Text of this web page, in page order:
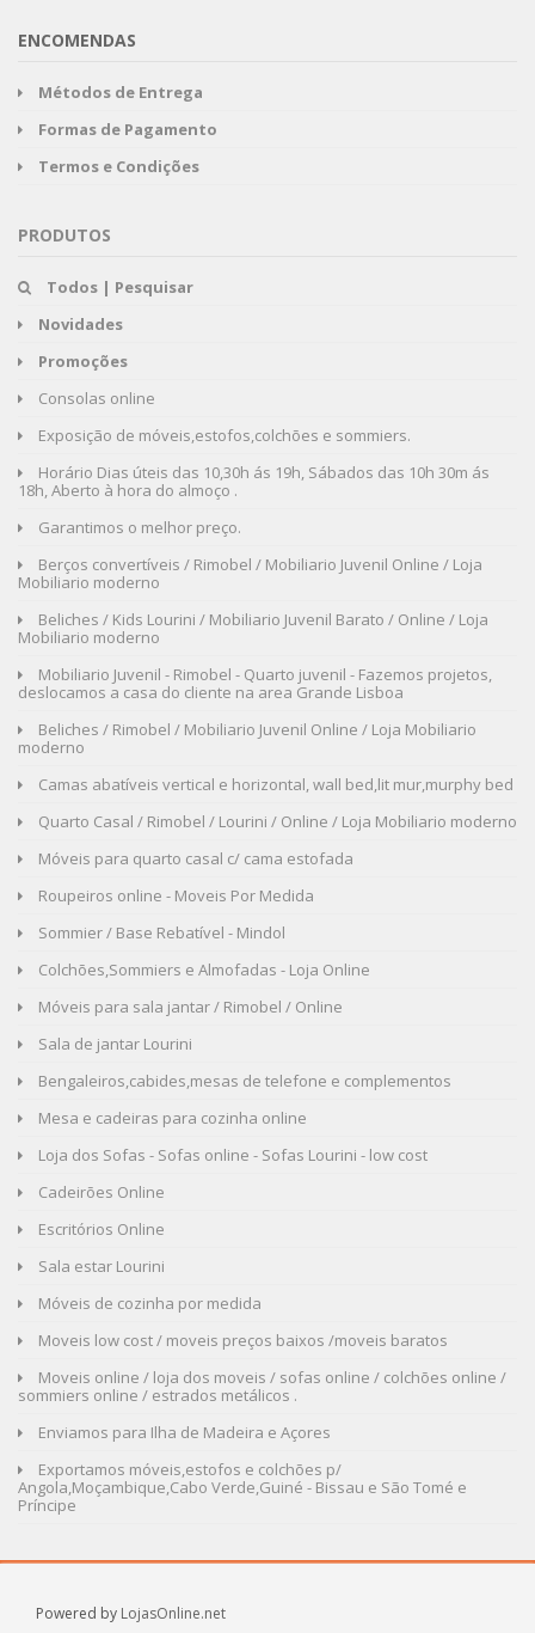
ENCOMENDAS
Métodos de Entrega
Formas de Pagamento
Termos e Condições
PRODUTOS
Todos | Pesquisar
Novidades
Promoções
Consolas online
Exposição de móveis,estofos,colchões e sommiers.
Horário Dias úteis das 10,30h ás 19h, Sábados das 10h 30m ás
18h, Aberto à hora do almoço .
Garantimos o melhor preço.
Berços convertíveis / Rimobel / Mobiliario Juvenil Online / Loja
Mobiliario moderno
Beliches / Kids Lourini / Mobiliario Juvenil Barato / Online / Loja
Mobiliario moderno
Mobiliario Juvenil - Rimobel - Quarto juvenil - Fazemos projetos,
deslocamos a casa do cliente na area Grande Lisboa
Beliches / Rimobel / Mobiliario Juvenil Online / Loja Mobiliario
moderno
Camas abatíveis vertical e horizontal, wall bed,lit mur,murphy bed
Quarto Casal / Rimobel / Lourini / Online / Loja Mobiliario moderno
Móveis para quarto casal c/ cama estofada
Roupeiros online - Moveis Por Medida
Sommier / Base Rebatível - Mindol
Colchões,Sommiers e Almofadas - Loja Online
Móveis para sala jantar / Rimobel / Online
Sala de jantar Lourini
Bengaleiros,cabides,mesas de telefone e complementos
Mesa e cadeiras para cozinha online
Loja dos Sofas - Sofas online - Sofas Lourini - low cost
Cadeirões Online
Escritórios Online
Sala estar Lourini
Móveis de cozinha por medida
Moveis low cost / moveis preços baixos /moveis baratos
Moveis online / loja dos moveis / sofas online / colchões online /
sommiers online / estrados metálicos .
Enviamos para Ilha de Madeira e Açores
Exportamos móveis,estofos e colchões p/
Angola,Moçambique,Cabo Verde,Guiné - Bissau e São Tomé e
Príncipe
Powered by LojasOnline.net